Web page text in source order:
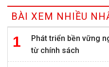
BÀI XEM NHIỀU
Phát triển bền vững
từ chính sách